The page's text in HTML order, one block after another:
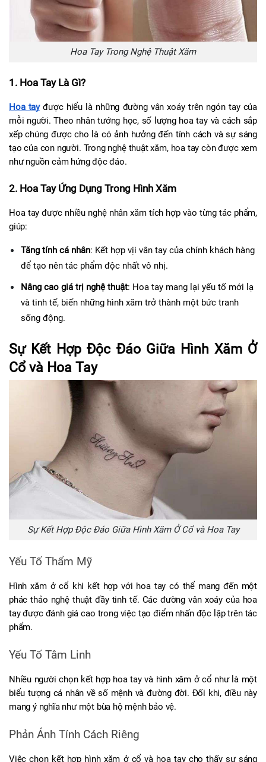
Hoa Tay Trong Nghệ Thuật Xăm
1. Hoa Tay Là Gì?
Hoa tay được hiểu là những đường vân xoáy trên ngón tay của
mỗi người. Theo nhân tướng học, số lượng hoa tay và cách sắp
xếp chúng được cho là có ảnh hưởng đến tính cách và sự sáng
tạo của con người. Trong nghệ thuật xăm, hoa tay còn được xem
như nguồn cảm hứng độc đáo.
2. Hoa Tay Ứng Dụng Trong Hình Xăm
Hoa tay được nhiều nghệ nhân xăm tích hợp vào từng tác phẩm,
giúp:
Tăng tính cá nhân: Kết hợp vịi vân tay của chính khách hàng
để tạo nên tác phẩm độc nhất vô nhị.
Nâng cao giá trị nghệ thuật: Hoa tay mang lại yếu tố mới lạ
và tinh tế, biến những hình xăm trở thành một bức tranh
sống động.
Sự Kết Hợp Độc Đáo Giữa Hình Xăm Ở
Cổ và Hoa Tay
Sự Kết Hợp Độc Đáo Giữa Hình Xăm Ở Cổ và Hoa Tay
Yếu Tố Thẩm Mỹ
Hình xăm ở cổ khi kết hợp với hoa tay có thể mang đến một
phác thảo nghệ thuật đầy tinh tế. Các đường vân xoáy của hoa
tay được đánh giá cao trong việc tạo điểm nhấn độc lập trên tác
phẩm.
Yếu Tố Tâm Linh
Nhiều người chọn kết hợp hoa tay và hình xăm ở cổ như là một
biểu tượng cá nhân về số mệnh và đường đời. Đối khi, điều này
mang ý nghĩa như một bùa hộ mệnh bảo vệ.
Phản Ánh Tính Cách Riêng
Việc chọn kết hợp hình xăm ở cổ và hoa tay cho thấy sự sáng